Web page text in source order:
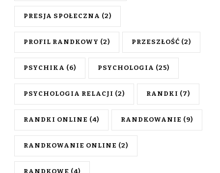
PRESJA SPOŁECZNA (2)
PROFIL RANDKOWY (2) PRZESZŁOŚĆ (2)
PSYCHIKA (6) PSYCHOLOGIA (25)
PSYCHOLOGIA RELACJI (2) RANDKI (7)
RANDKI ONLINE (4) RANDKOWANIE (9)
RANDKOWANIE ONLINE (2)